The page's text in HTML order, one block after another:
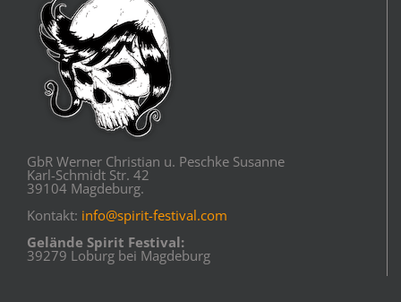
GbR Werner Christian u. Peschke Susanne
Karl-Schmidt Str. 42
39104 Magdeburg.
Kontakt: info@spirit-festival.com
Gelände Spirit Festival:
39279 Loburg bei Magdeburg